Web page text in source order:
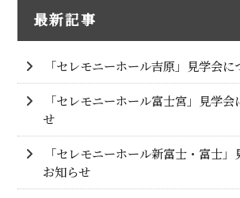
最新記事
「セレモニーホール吉原」見学会
「セレモニーホール富士宮」見学
せ
「セレモニーホール新富士・富士
お知らせ